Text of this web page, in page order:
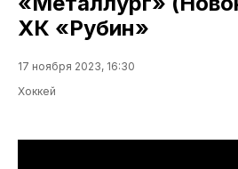
ХК «Рубин»
17 ноября 2023, 16:30
Хоккей